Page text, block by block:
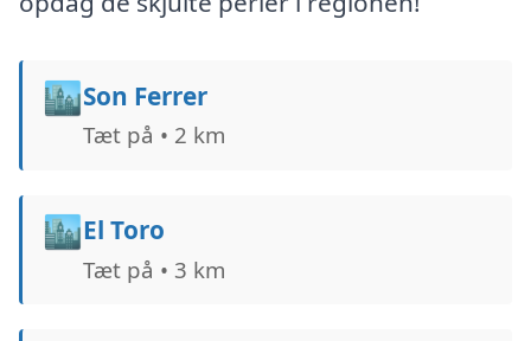
🏙️Son Ferrer
Tæt på • 2 km
🏙️El Toro
Tæt på • 3 km